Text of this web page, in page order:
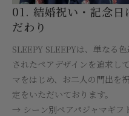
01. 結婚祝い・記念日
だわり
SLEEPY SLEEPYは、単なる
されたペアデザインを追求し
マをはじめ、お二人の門出を
定をいただいております。
→ シーン別ペアパジャマギフ